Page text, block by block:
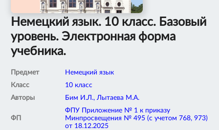
Немецкий язык. 10 класс. Базовый
уровень. Электронная форма
учебника.
Предмет
Немецкий язык
Класс
10 класс
Авторы
Бим И.Л., Лытаева М.А.
ФП
ФПУ Приложение № 1 к приказу
Минпросвещения № 495 (с учетом 768, 973)
от 18.12.2025